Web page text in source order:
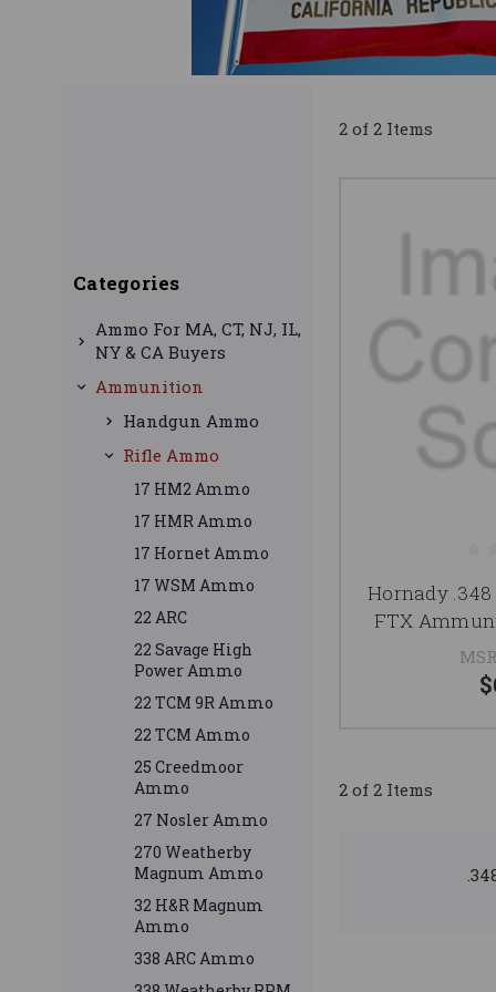
Categories
Ammo For MA, CT, NJ, IL,
NY & CA Buyers
Ammunition
Handgun Ammo
Rifle Ammo
17 HM2 Ammo
17 HMR Ammo
17 Hornet Ammo
17 WSM Ammo
22 ARC
22 Savage High
Power Ammo
22 TCM 9R Ammo
22 TCM Ammo
25 Creedmoor
Ammo
27 Nosler Ammo
270 Weatherby
Magnum Ammo
32 H&R Magnum
Ammo
338 ARC Ammo
2 of 2 Items
Hornady
FTX
2 of 2 Items